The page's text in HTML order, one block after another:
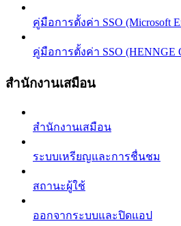
คู่มือการตั้งค่า SSO (Microsoft
คู่มือการตั้งค่า SSO (HENNGE
สำนักงานเสมือน
สำนักงานเสมือน
ระบบเหรียญและการชื่นชม
สถานะผู้ใช้
ออกจากระบบและปิดแอป